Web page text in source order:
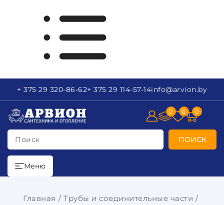
+ 375 29 320-86-62+ 375 29 114-57-14info@arvion.by
Поиск ПОИСК
0 0 0
Меню
Главная
Трубы и соединительные части